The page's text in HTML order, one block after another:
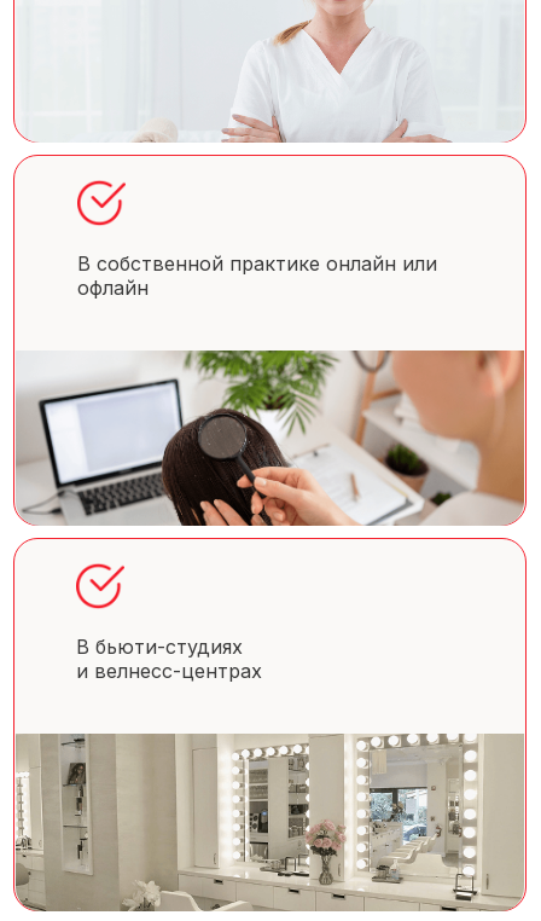
В собственной практике онлайн или
офлайн
В бьюти-студиях
и велнесс-центрах